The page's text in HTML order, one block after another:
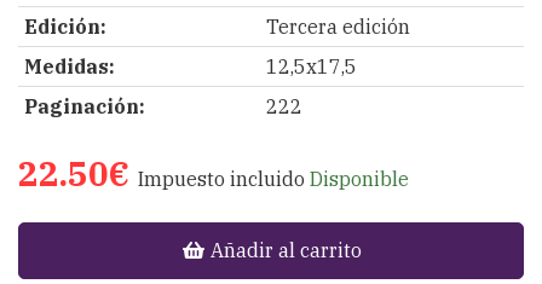
Edición:
Tercera edición
Medidas:
12,5x17,5
Paginación:
222
22.50€ Impuesto incluido Disponible
Añadir al carrito